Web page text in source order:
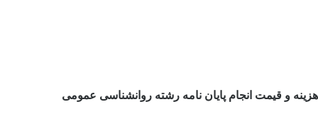
هزینه و قیمت انجام پایان نامه رشته روانشناسی عمومی